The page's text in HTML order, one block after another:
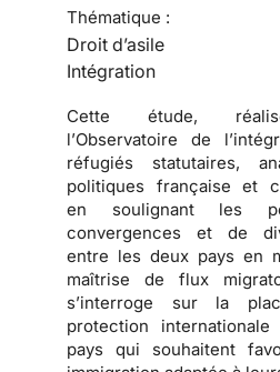
Thématique :
Droit d’asile
Intégration
Cette étude,
l’Observatoire de
réfugiés statutaires,
politiques française et
en soulignant les
convergences et de
entre les deux pays en
maîtrise deflux
s’interroge sur la
protection
pays qui souhaitent